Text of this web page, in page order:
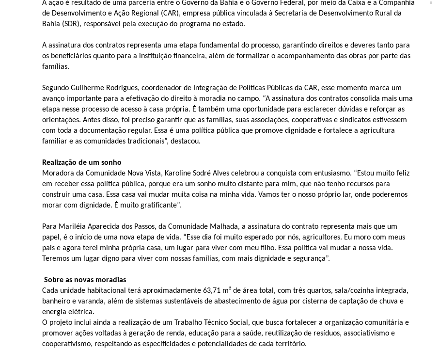
A ação é resultado de uma parceria entre o Governo da Bahia e o Governo Federal, por meio da Caixa e a Companhia
de Desenvolvimento e Ação Regional (CAR), empresa pública vinculada à Secretaria de Desenvolvimento Rural da
Bahia (SDR), responsável pela execução do programa no estado.
A assinatura dos contratos representa uma etapa fundamental do processo, garantindo direitos e deveres tanto para
os beneficiários quanto para a instituição financeira, além de formalizar o acompanhamento das obras por parte das
famílias.
Segundo Guilherme Rodrigues, coordenador de Integração de Políticas Públicas da CAR, esse momento marca um
avanço importante para a efetivação do direito à moradia no campo. “A assinatura dos contratos consolida mais uma
etapa nesse processo de acesso à casa própria. É também uma oportunidade para esclarecer dúvidas e reforçar as
orientações. Antes disso, foi preciso garantir que as famílias, suas associações, cooperativas e sindicatos estivessem
com toda a documentação regular. Essa é uma política pública que promove dignidade e fortalece a agricultura
familiar e as comunidades tradicionais”, destacou.
Realização de um sonho
Moradora da Comunidade Nova Vista, Karoline Sodré Alves celebrou a conquista com entusiasmo. “Estou muito feliz
em receber essa política pública, porque era um sonho muito distante para mim, que não tenho recursos para
construir uma casa. Essa casa vai mudar muita coisa na minha vida. Vamos ter o nosso próprio lar, onde poderemos
morar com dignidade. É muito gratificante”.
Para Mariléia Aparecida dos Passos, da Comunidade Malhada, a assinatura do contrato representa mais que um
papel, é o início de uma nova etapa de vida. “Esse dia foi muito esperado por nós, agricultores. Eu moro com meus
pais e agora terei minha própria casa, um lugar para viver com meu filho. Essa política vai mudar a nossa vida.
Teremos um lugar digno para viver com nossas famílias, com mais dignidade e segurança”.
Sobre as novas moradias
Cada unidade habitacional terá aproximadamente 63,71 m² de área total, com três quartos, sala/cozinha integrada,
banheiro e varanda, além de sistemas sustentáveis de abastecimento de água por cisterna de captação de chuva e
energia elétrica.
O projeto inclui ainda a realização de um Trabalho Técnico Social, que busca fortalecer a organização comunitária e
promover ações voltadas à geração de renda, educação para a saúde, reutilização de resíduos, associativismo e
cooperativismo, respeitando as especificidades e potencialidades de cada território.